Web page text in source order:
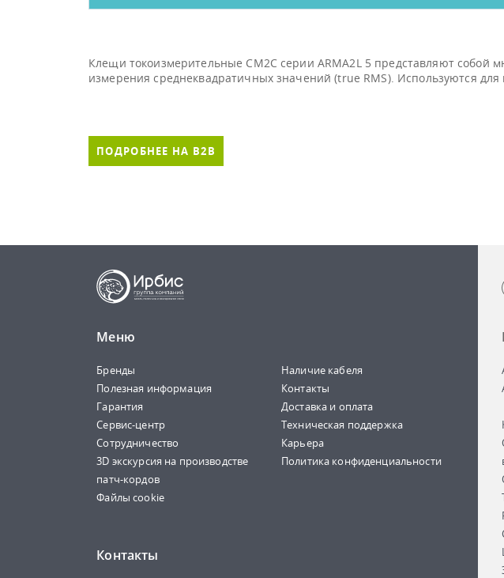
Клещи токоизмерительные CM2C серии ARMA2L 5 представляют
измерения среднеквадратичных значений (true RMS). Используются для
ПОДРОБНЕЕ НА B2B
Меню
Бренды
Наличие кабеля
Полезная информация
Контакты
Гарантия
Доставка и оплата
Сервис-центр
Техническая поддержка
Сотрудничество
Карьера
3D экскурсия на производстве
патч-кордов
Политика конфиденциальности
Файлы cookie
Контакты